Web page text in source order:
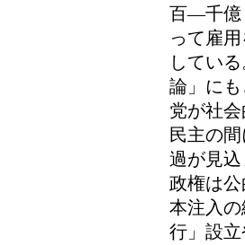
百―千億
って雇
してい
論」に
党が社
民主の
過が見
政権は
本注入
行」設